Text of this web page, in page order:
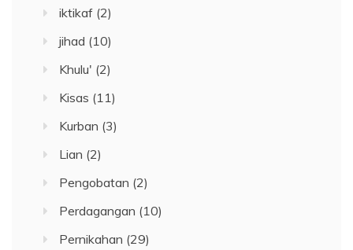
iktikaf (2)
jihad (10)
Khulu' (2)
Kisas (11)
Kurban (3)
Lian (2)
Pengobatan (2)
Perdagangan (10)
Pernikahan (29)